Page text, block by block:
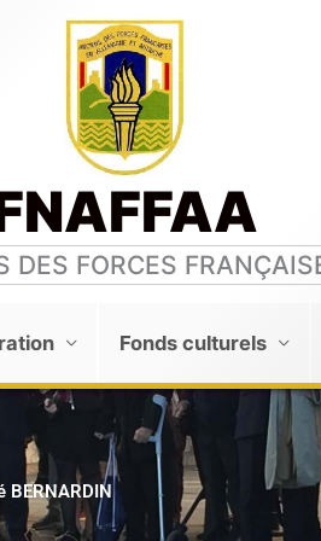
DES FORCES
Fonds culturels
BERNARDIN